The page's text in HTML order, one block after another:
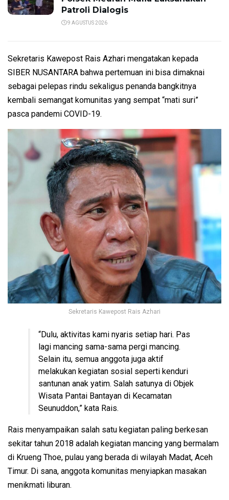
Patroli Dialogis
9 AGUSTUS 2026
Sekretaris Kawepost Rais Azhari mengatakan kepada
SIBER NUSANTARA bahwa pertemuan ini bisa dimaknai
sebagai pelepas rindu sekaligus penanda bangkitnya
kembali semangat komunitas yang sempat “mati suri”
pasca pandemi COVID-19.
Sekretaris Kawepost Rais Azhari
“Dulu, aktivitas kami nyaris setiap hari. Pas
lagi mancing sama-sama pergi mancing.
Selain itu, semua anggota juga aktif
melakukan kegiatan sosial seperti kenduri
santunan anak yatim. Salah satunya di Objek
Wisata Pantai Bantayan di Kecamatan
Seunuddon,” kata Rais.
Rais menyampaikan salah satu kegiatan paling berkesan
sekitar tahun 2018 adalah kegiatan mancing yang bermalam
di Krueng Thoe, pulau yang berada di wilayah Madat, Aceh
Timur. Di sana, anggota komunitas menyiapkan masakan
menikmati liburan.